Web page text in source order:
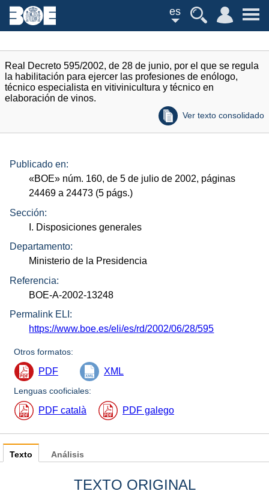
es
Real Decreto 595/2002, de 28 de junio, por el que se regula
la habilitación para ejercer las profesiones de enólogo,
técnico especialista en vitivinicultura y técnico en
elaboración de vinos.
Ver texto consolidado
Publicado en:
«BOE» núm. 160, de 5 de julio de 2002, páginas
24469 a 24473 (5 págs.)
Sección:
I. Disposiciones generales
Departamento:
Ministerio de la Presidencia
Referencia:
BOE-A-2002-13248
Permalink ELI:
https://www.boe.es/eli/es/rd/2002/06/28/595
Otros formatos:
PDF XML
Lenguas cooficiales:
PDF català PDF galego
Texto
TEXTO ORIGINAL
Análisis